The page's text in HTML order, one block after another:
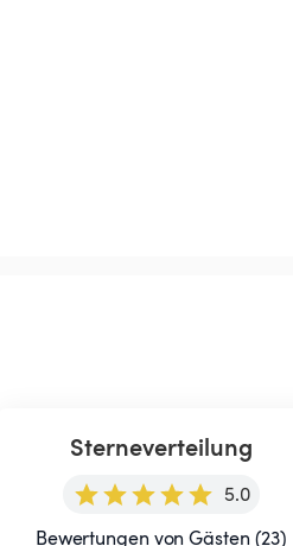
Sterneverteilung
5.0
Bewertungen von Gästen (23)